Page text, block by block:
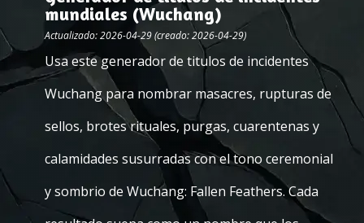
mundiales (Wuchang)
Actualizado: 2026-04-29 (creado: 2026-04-29)
Usa este generador de titulos de incidentes
Wuchang para nombrar masacres, rupturas de
sellos, brotes rituales, purgas, cuarentenas y
calamidades susurradas con el tono ceremonial
y sombrio de Wuchang: Fallen Feathers. Cada